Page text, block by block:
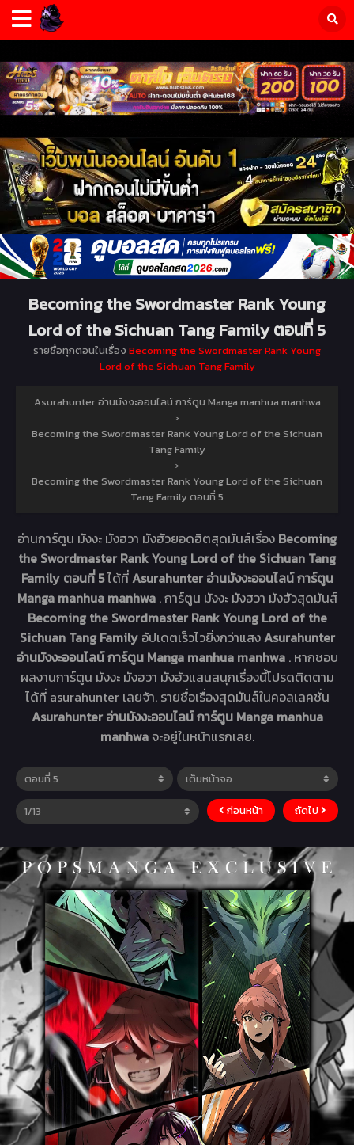
Becoming the Swordmaster Rank Young
Lord of the Sichuan Tang Family ตอนที่ 5
รายชื่อทุกตอนในเรื่อง Becoming the Swordmaster Rank Young
Lord of the Sichuan Tang Family
Asurahunter อ่านมังงะออนไลน์ การ์ตูน Manga manhua manhwa
›
Becoming the Swordmaster Rank Young Lord of the Sichuan
Tang Family
›
Becoming the Swordmaster Rank Young Lord of the Sichuan
Tang Family ตอนที่ 5
อ่านการ์ตูน มังงะ มังฮวา มังฮัวยอดฮิตสุดมันส์เรื่อง Becoming
the Swordmaster Rank Young Lord of the Sichuan Tang
Family ตอนที่ 5ได้ที่Asurahunter อ่านมังงะออนไลน์ การ์ตูน
Manga manhua manhwa . การ์ตูน มังงะ มังฮวา มังฮัวสุดมันส์
Becoming the Swordmaster Rank Young Lord of the
Sichuan Tang Family อัปเดตเร็วไวยิ่งกว่าแสงAsurahunter
อ่านมังงะออนไลน์ การ์ตูน Manga manhua manhwa . หากชอบ
ผลงานการ์ตูน มังงะ มังฮวา มังฮัวแสนสนุกเรื่องนี้โปรดติดตาม
ได้ที่ asurahunter เลยจ้า. รายชื่อเรื่องสุดมันส์ในคอลเลคชั่น
Asurahunter อ่านมังงะออนไลน์ การ์ตูน Manga manhua
manhwa จะอยู่ในหน้าแรกเลย.
ก่อนหน้า ถัดไป